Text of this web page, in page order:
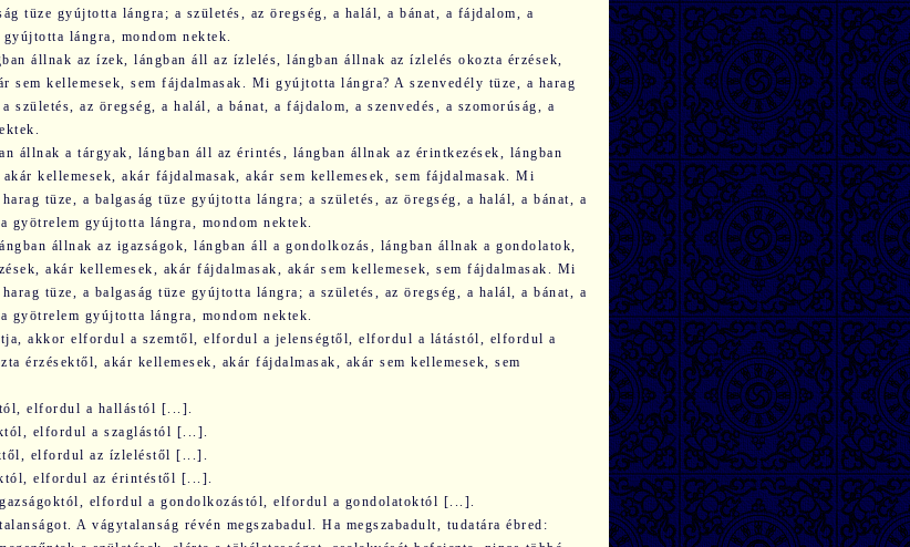
tüze gyújtotta lángra; a születés, az öregség, a halál, a bánat, a fájdalom, a
lángra, mondom nektek.
állnak az ízek, lángban áll az ízlelés, lángban állnak az ízlelés okozta érzések,
sem kellemesek, sem fájdalmasak. Mi gyújtotta lángra? A szenvedély tüze, a harag
születés, az öregség, a halál, a bánat, a fájdalom, a szenvedés, a szomorúság, a
állnak a tárgyak, lángban áll az érintés, lángban állnak az érintkezések, lángban
kellemesek, akár fájdalmasak, akár sem kellemesek, sem fájdalmasak. Mi
tüze, a balgaság tüze gyújtotta lángra; a születés, az öregség, a halál, a bánat, a
gyötrelem gyújtotta lángra, mondom nektek.
állnak az igazságok, lángban áll a gondolkozás, lángban állnak a gondolatok,
akár kellemesek, akár fájdalmasak, akár sem kellemesek, sem fájdalmasak. Mi
tüze, a balgaság tüze gyújtotta lángra; a születés, az öregség, a halál, a bánat, a
gyötrelem gyújtotta lángra, mondom nektek.
akkor elfordul a szemtől, elfordul a jelenségtől, elfordul a látástól, elfordul a
érzésektől, akár kellemesek, akár fájdalmasak, akár sem kellemesek, sem
elfordul a hallástól [...].
elfordul a szaglástól [...].
elfordul az ízleléstől [...].
elfordul az érintéstől [...].
elfordul a gondolkozástól, elfordul a gondo­latoktól [...].
A vágytalanság révén megszabadul. Ha megszabadult, tudatára ébred: